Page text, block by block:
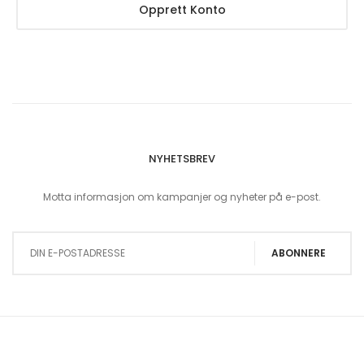
Opprett Konto
NYHETSBREV
Motta informasjon om kampanjer og nyheter på e-post.
ABONNERE